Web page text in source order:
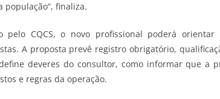
população”, finaliza.
pelo CQCS, o novo profissional poderá
A proposta prevê registro obrigatório,
deveres do consultor, como informar que a
e regras da operação.